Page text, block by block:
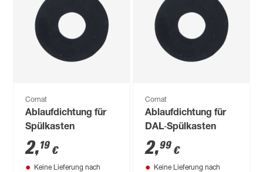
Cornat
Ablaufdichtung für
Spülkasten
2,19 €
Keine Lieferung nach
Cornat
Ablaufdichtung für
DAL‑Spülkasten
2,99 €
Keine Lieferung nach